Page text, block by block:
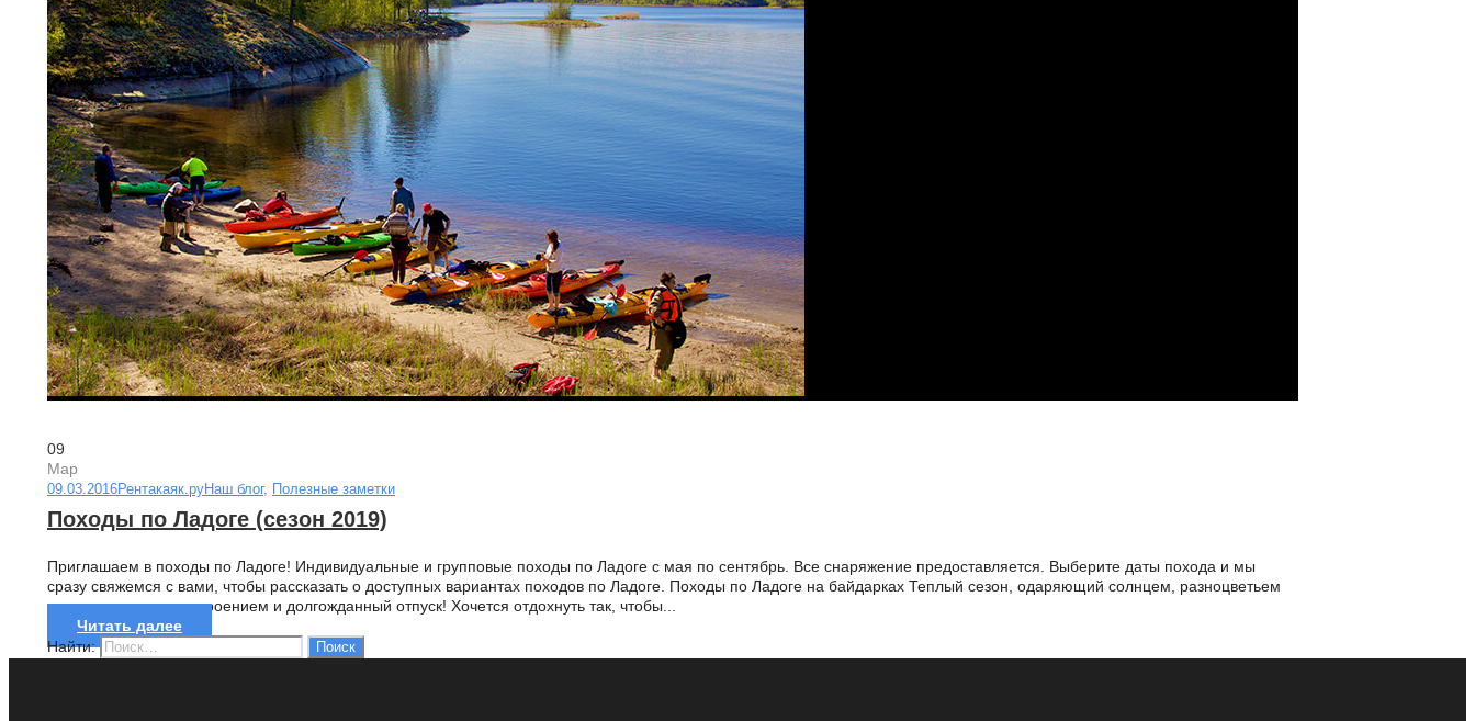
09
Мар
09.03.2016Рентакаяк.руНаш блог, Полезные заметки
Походы по Ладоге (сезон 2019)
Приглашаем в походы по Ладоге! Индивидуальные и групповые походы по Ладоге с мая по сентябрь. Все снаряжение предоставляется. Выберите даты похода и мы
сразу свяжемся с вами, чтобы рассказать о доступных вариантах походов по Ладоге. Походы по Ладоге на байдарках Теплый сезон, одаряющий солнцем, разноцветьем
красок, хорошим настроением и долгожданный отпуск! Хочется отдохнуть так, чтобы...
Читать далее
Найти: